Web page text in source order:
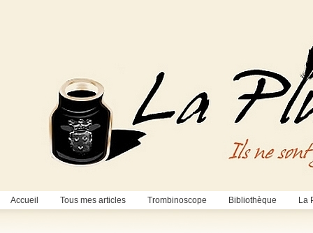
Accueil Tous mes articles Trombinoscope Bibliothèque La